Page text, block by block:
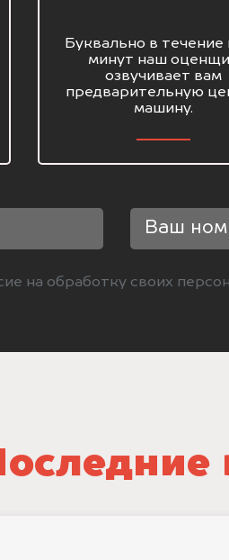
Буквально в течение
минут наш
озвучивает вам
предварительную
машину.
на обработку своих